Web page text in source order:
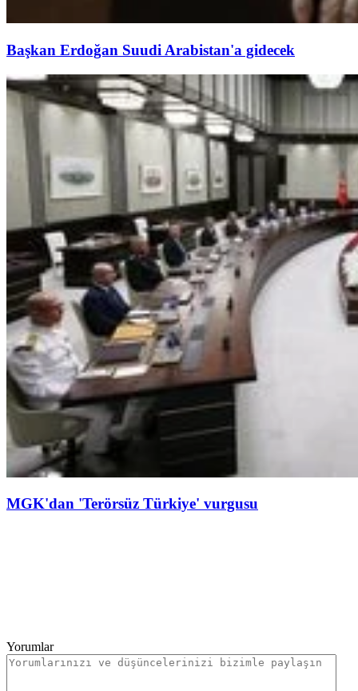
Başkan Erdoğan Suudi Arabistan'a gidecek
MGK'dan 'Terörsüz Türkiye' vurgusu
Yorumlar